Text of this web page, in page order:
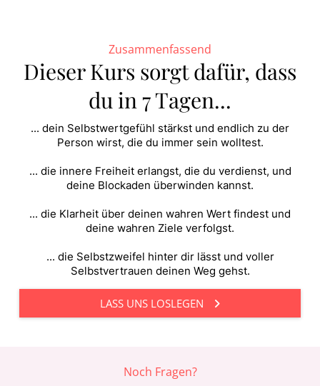
Zusammenfassend
Dieser Kurs sorgt dafür, dass
du in 7 Tagen...
... dein Selbstwertgefühl stärkst und endlich zu der
Person wirst, die du immer sein wolltest.
... die innere Freiheit erlangst, die du verdienst, und
deine Blockaden überwinden kannst.
... die Klarheit über deinen wahren Wert findest und
deine wahren Ziele verfolgst.
... die Selbstzweifel hinter dir lässt und voller
Selbstvertrauen deinen Weg gehst.
LASS UNS LOSLEGEN
Noch Fragen?